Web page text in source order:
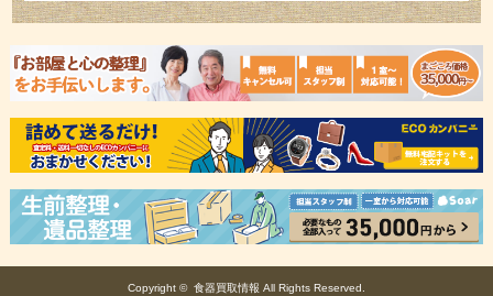
Copyright © 食器買取情報 All Rights Reserved.